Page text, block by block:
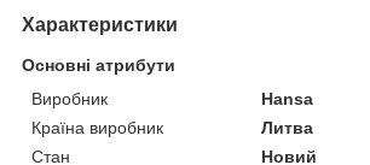
Характеристики
Основні атрибути
Виробник
Hansa
Країна виробник
Литва
Стан
Новий